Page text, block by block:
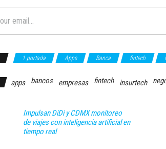
1 portada Apps Banca fintech
apps bancos empresas fintech insurtech
Impulsan DiDi y CDMX monitoreo
de viajes con inteligencia artificial en
tiempo real